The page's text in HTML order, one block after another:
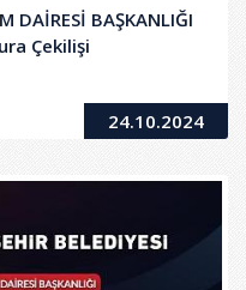
DAİRESİ BAŞKANLIĞI
Çekilişi
24.10.2024